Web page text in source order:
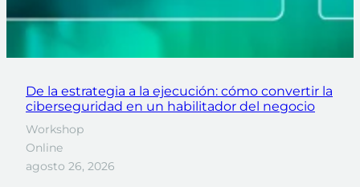
De la estrategia a la ejecución: cómo convertir la
ciberseguridad en un habilitador del negocio
Workshop
Online
agosto 26, 2026